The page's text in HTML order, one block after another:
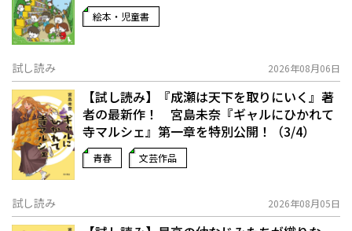
絵本・児童書
試し読み 2026年08月06日
【試し読み】『成瀬は天下を取りにいく』著
者の最新作！ 宮島未奈『ギャルにひかれて
寺マルシェ』第一章を特別公開！（3/4）
青春 文芸作品
試し読み 2026年08月05日